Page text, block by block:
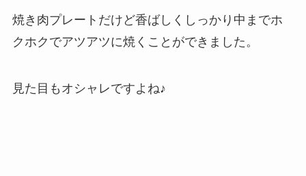
焼き肉プレートだけど香ばしくしっかり中までホ
クホクでアツアツに焼くことができました。
見た目もオシャレですよね♪